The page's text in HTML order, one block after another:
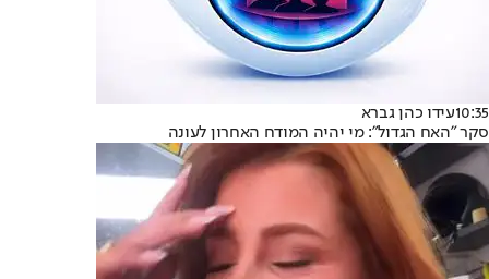
10:35עידו כהן גברא
סקר "האח הגדול": מי יהיה המודח האחרון לעונה